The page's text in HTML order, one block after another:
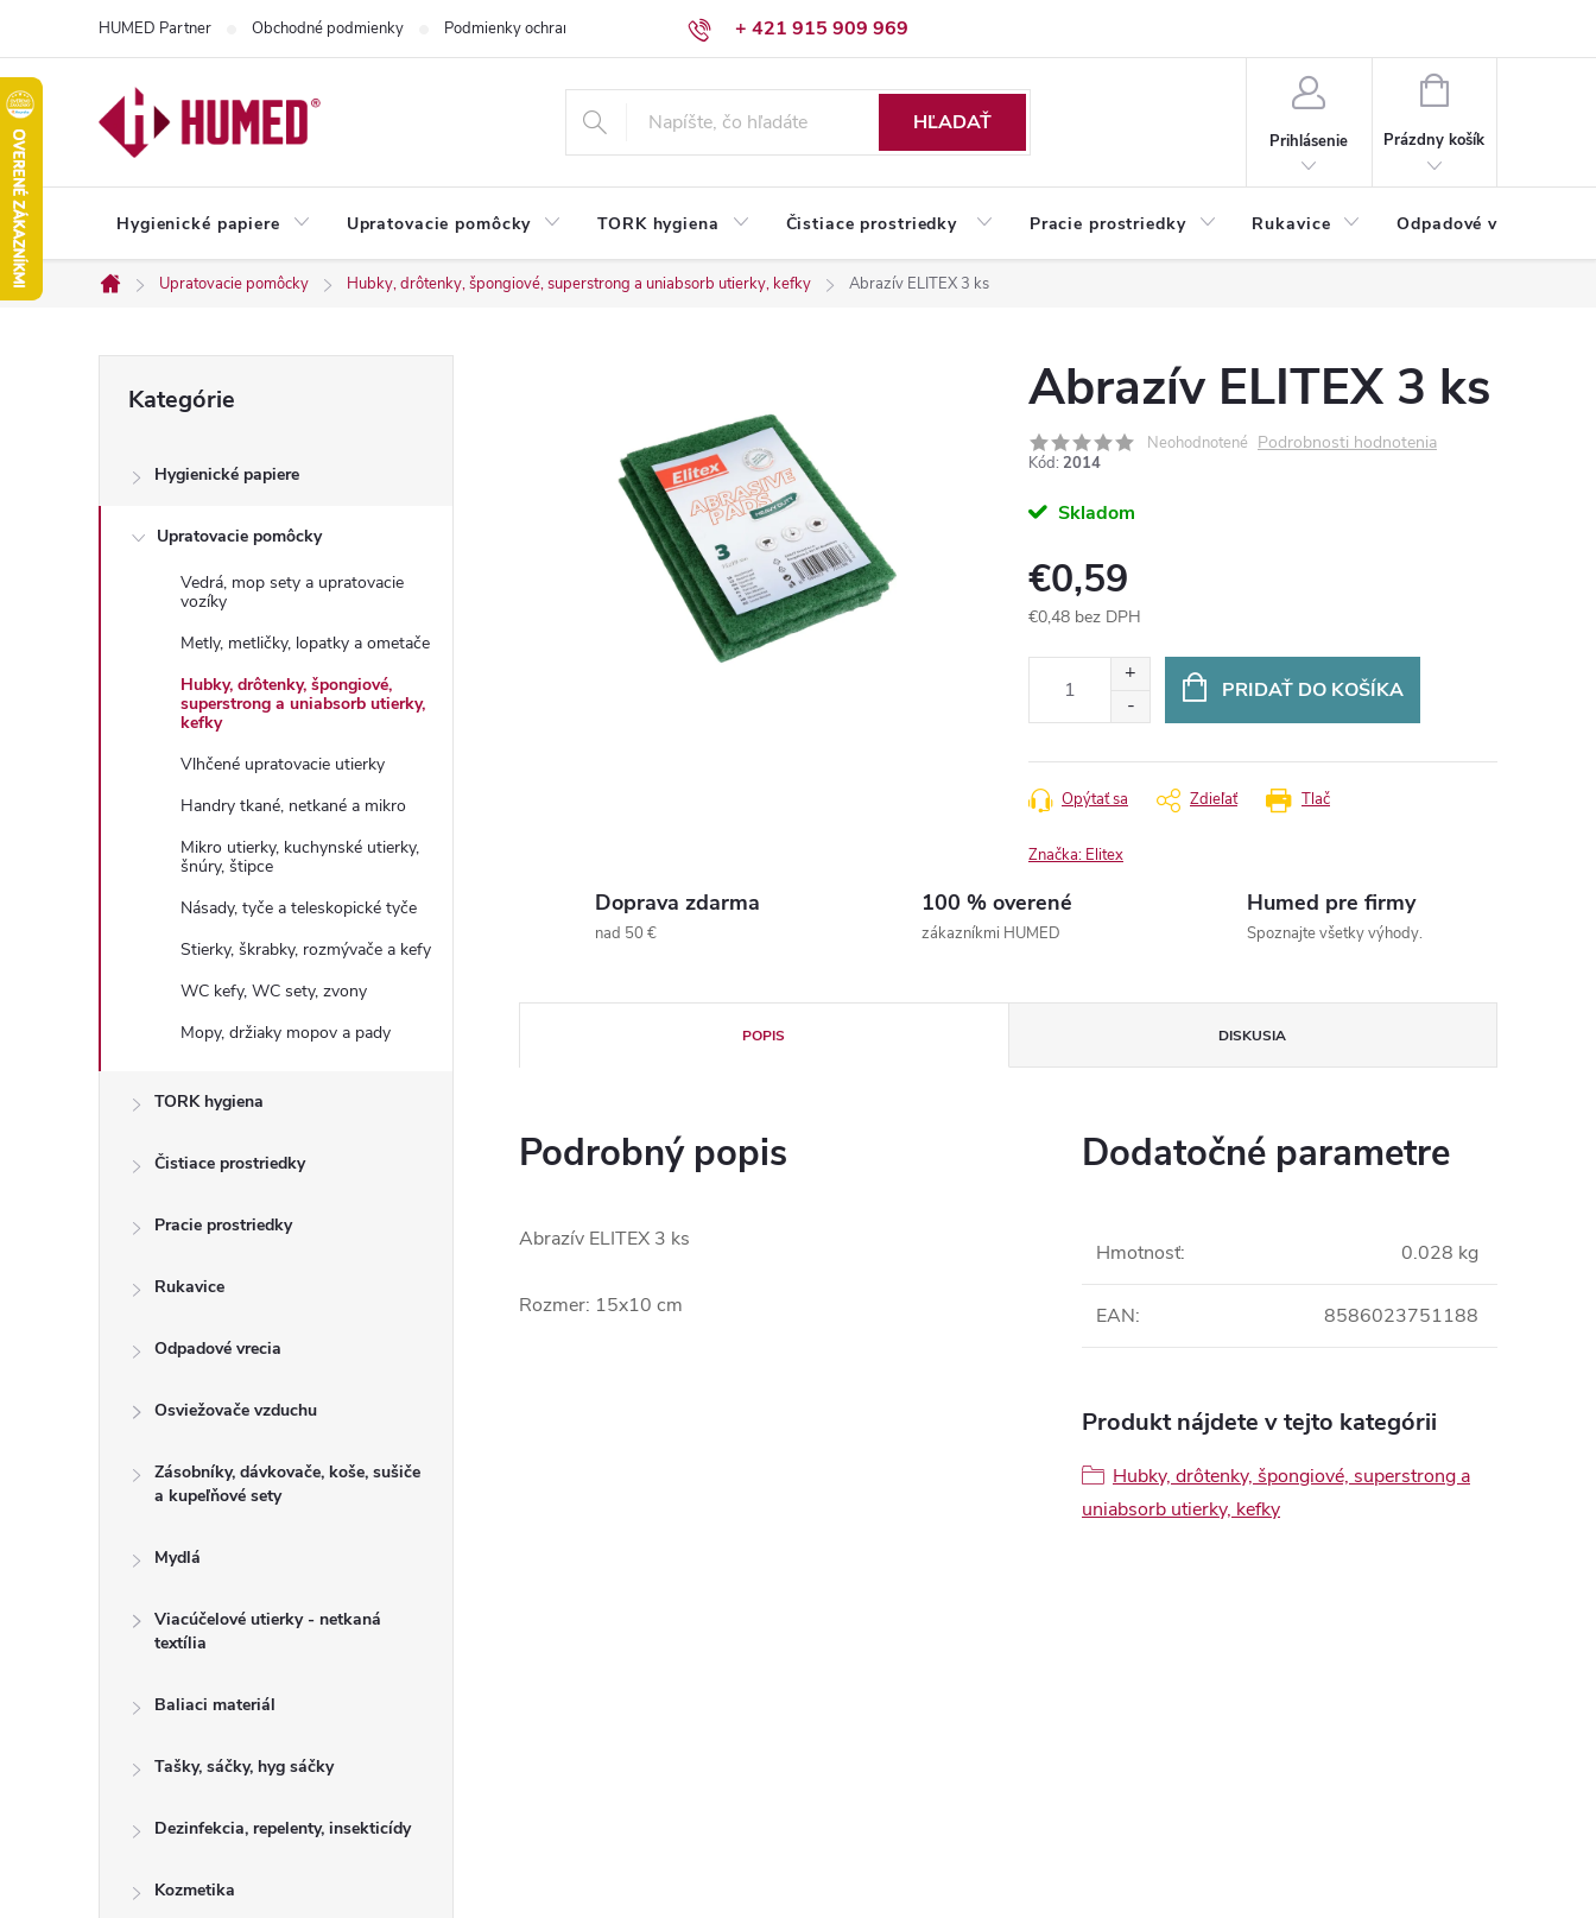
obsah
+ 421 915 909 969
HUMED Partner Obchodné podmienky Podmienky ochrany osobných údajov Reklamačný poriadok
HĽADAŤ
Prihlásenie
NÁKUPNÝ
Prázdny košík
Hygienické papiere Upratovacie pomôcky TORK hygiena Čistiace prostriedky Pracie prostriedky Rukavice Odpadové vrecia
Domov
Upratovacie pomôcky Hubky, drôtenky, špongiové, superstrong a uniabsorb utierky, kefky Abrazív ELITEX 3 ks
č
kategórie
Kategórie
Hygienické papiere
Upratovacie pomôcky
Vedrá, mop sety a upratovacie
vozíky
Metly, metličky, lopatky a ometače
Hubky, drôtenky, špongiové,
superstrong a uniabsorb utierky,
kefky
Vlhčené upratovacie utierky
Handry tkané, netkané a mikro
Mikro utierky, kuchynské utierky,
šnúry, štipce
Násady, tyče a teleskopické tyče
Stierky, škrabky, rozmývače a kefy
WC kefy, WC sety, zvony
Mopy, držiaky mopov a pady
TORK hygiena
Čistiace prostriedky
Pracie prostriedky
Rukavice
Odpadové vrecia
Osviežovače vzduchu
Zásobníky, dávkovače, koše, sušiče
a kupeľňové sety
Mydlá
Viacúčelové utierky - netkaná
textília
Baliaci materiál
Tašky, sáčky, hyg sáčky
Dezinfekcia, repelenty, insekticídy
Kozmetika
Abrazív ELITEX 3 ks
Neohodnotené Podrobnosti hodnotenia
Kód: 2014
Skladom
€0,59
€0,48 bez DPH
PRIDAŤ DO KOŠÍKA
Tlač
Opýtať sa Zdieľať
Značka: Elitex
Doprava zdarma
nad 50 €
100 % overené
zákazníkmi HUMED
Humed pre firmy
Spoznajte všetky výhody.
POPIS DISKUSIA
Podrobný popis
Abrazív ELITEX 3 ks
Rozmer: 15x10 cm
Dodatočné parametre
Hmotnosť: 0.028 kg
EAN: 8586023751188
Produkt nájdete v tejto kategórii
Hubky, drôtenky, špongiové, superstrong a
uniabsorb utierky, kefky